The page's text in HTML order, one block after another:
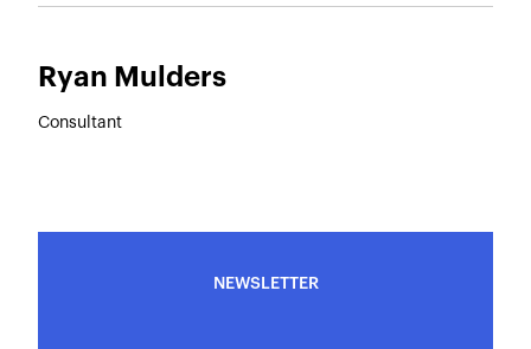
Ryan Mulders
Consultant
NEWSLETTER